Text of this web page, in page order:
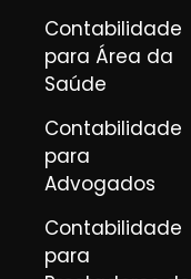
Contabilidade
para Área da
Saúde
Contabilidade
para
Advogados
Contabilidade
para